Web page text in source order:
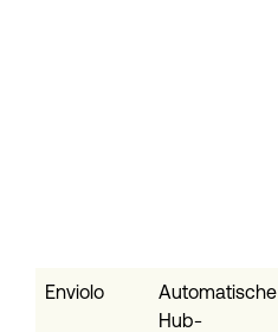
Enviolo
Automatische
Hub-